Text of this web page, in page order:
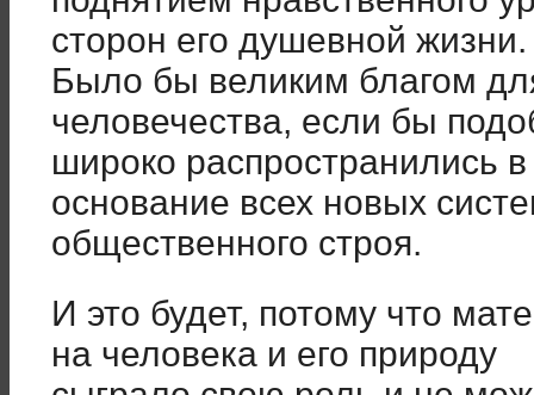
сторон его душевной жизни.
Было бы великим благом
человечества, если бы
широко распространились
основание всех новых
общественного строя.
И это будет, потому что
на человека и его природу